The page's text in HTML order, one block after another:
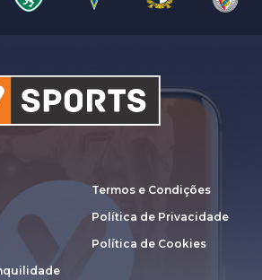
Termos e Condições
Política de Privacidade
Política de Cookies